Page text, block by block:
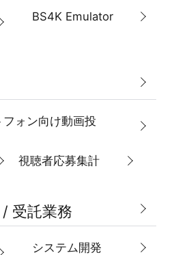
BS4K Emulator
ォン向け動画投
視聴者応募集計
受託業務
システム開発